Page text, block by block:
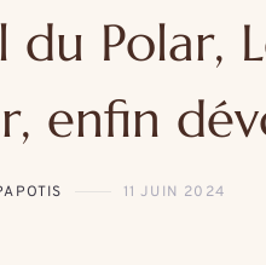
du Polar,
enfin
11 JUIN 2024